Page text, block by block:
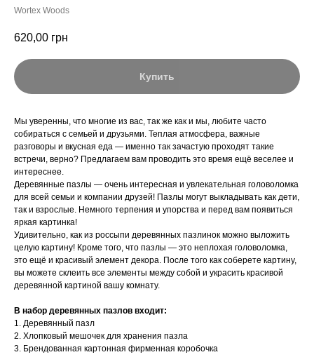
Wortex Woods
620,00 грн
Купить
Мы уверенны, что многие из вас, так же как и мы, любите часто
собираться с семьей и друзьями. Теплая атмосфера, важные
разговоры и вкусная еда — именно так зачастую проходят такие
встречи, верно? Предлагаем вам проводить это время ещё веселее и
интереснее.
Деревянные пазлы — очень интересная и увлекательная головоломка
для всей семьи и компании друзей! Пазлы могут выкладывать как дети,
так и взрослые. Немного терпения и упорства и перед вам появиться
яркая картинка!
Удивительно, как из россыпи деревянных пазлинок можно выложить
целую картину! Кроме того, что пазлы — это неплохая головоломка,
это ещё и красивый элемент декора. После того как соберете картину,
вы можете склеить все элементы между собой и украсить красивой
деревянной картиной вашу комнату.
В набор деревянных пазлов входит:
1. Деревянный пазл
2. Хлопковый мешочек для хранения пазла
3. Брендованная картонная фирменная коробочка